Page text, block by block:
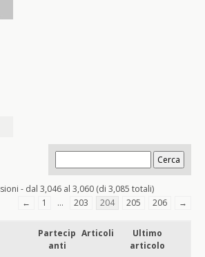
- dal 3,046 al 3,060 (di 3,085 totali)
←
1 … 203 204 205 206 →
Partecip
anti
Articoli
Ultimo
articolo